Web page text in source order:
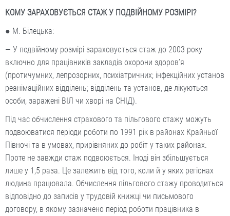
КОМУ ЗАРАХОВУЄТЬСЯ СТАЖ У ПОДВІЙНОМУ РОЗМІРІ?
● М. Білецька:
— У подвійному розмірі зараховується стаж до 2003 року
включно для працівників закладів охорони здоров’я
(протичумних, лепрозорних, психіатричних; інфекційних установ
реанімаційних відділень; відділень та установ, де лікуються
особи, заражені ВІЛ чи хворі на СНІД).
Під час обчислення страхового та пільгового стажу можуть
подвоюватися періоди роботи по 1991 рік в районах Крайньої
Півночі та в умовах, прирівняних до робіт у таких районах.
Проте не завжди стаж подвоюється. Іноді він збільшується
лише у 1,5 раза. Це залежить від того, коли й у яких регіонах
людина працювала. Обчислення пільгового стажу проводиться
відповідно до записів у трудовій книжці чи письмового
договору, в якому зазначено період роботи працівника в